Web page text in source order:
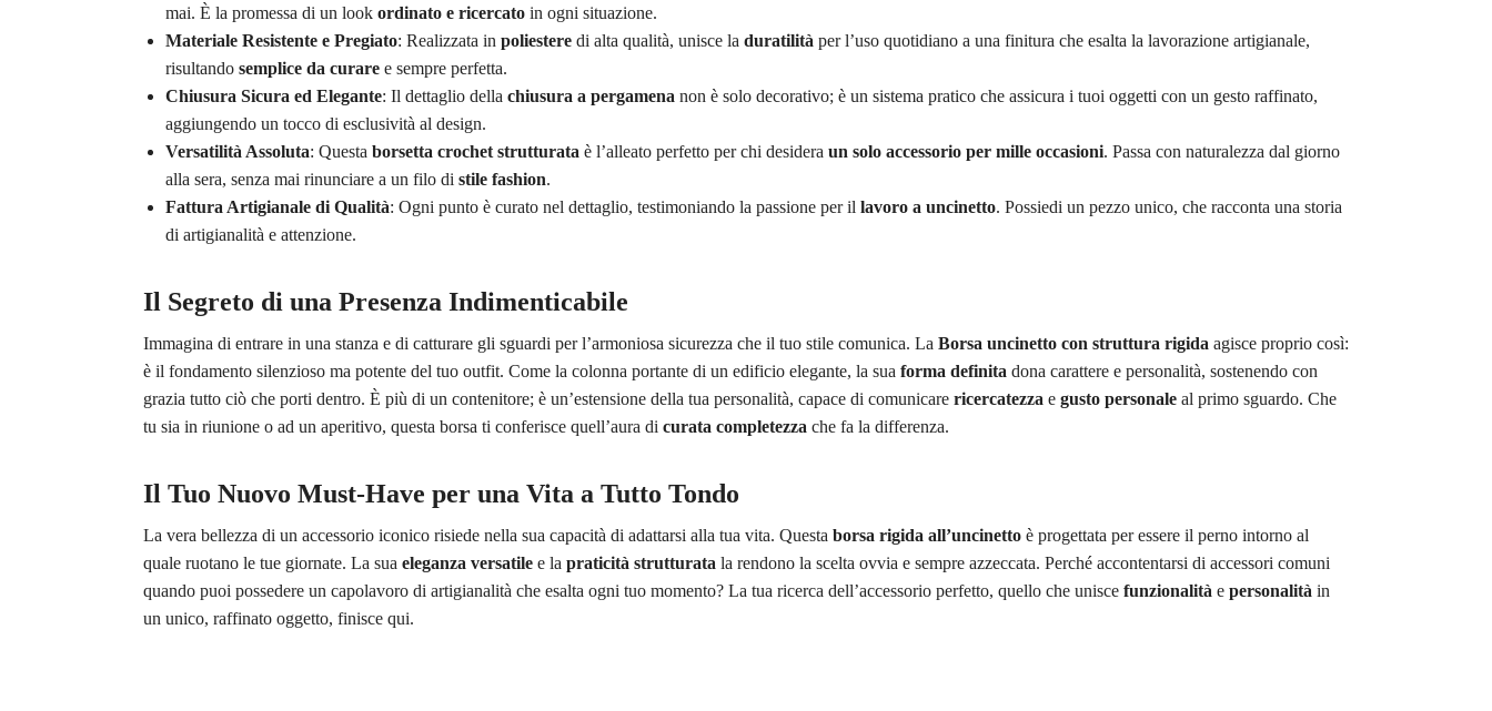
mai. È la promessa di un look ordinato e ricercatoin ogni situazione.
Materiale Resistente e Pregiato: Realizzata in poliesteredi alta qualità, unisce la duratilità per l’uso quotidiano a una finitura che esalta la lavorazione artigianale,
risultando semplice da curaree sempre perfetta.
Chiusura Sicura ed Elegante: Il dettaglio della chiusura a pergamena non è solo decorativo; è un sistema pratico che assicura i tuoi oggetti con un gesto raffinato,
aggiungendo un tocco di esclusività al design.
Versatilità Assoluta: Questa borsetta crochet strutturata è l’alleato perfetto per chi desidera un solo accessorio per mille occasioni. Passa con naturalezza dal giorno
alla sera, senza mai rinunciare a un filo di stile fashion.
Fattura Artigianale di Qualità: Ogni punto è curato nel dettaglio, testimoniando la passione per il lavoro a uncinetto. Possiedi un pezzo unico, che racconta una storia
di artigianalità e attenzione.
Il Segreto di una Presenza Indimenticabile
Immagina di entrare in una stanza e di catturare gli sguardi per l’armoniosa sicurezza che il tuo stile comunica. La Borsa uncinetto con struttura rigida agisce proprio così:
è il fondamento silenzioso ma potente del tuo outfit. Come la colonna portante di un edificio elegante, la sua forma definita dona carattere e personalità, sostenendo con
grazia tutto ciò che porti dentro. È più di un contenitore; è un’estensione della tua personalità, capace di comunicare ricercatezza e gusto personaleal primo sguardo. Che
tu sia in riunione o ad un aperitivo, questa borsa ti conferisce quell’aura di curata completezza che fa la differenza.
Il Tuo Nuovo Must-Have per una Vita a Tutto Tondo
La vera bellezza di un accessorio iconico risiede nella sua capacità di adattarsi alla tua vita. Questa borsa rigida all’uncinettoè progettata per essere il perno intorno al
quale ruotano le tue giornate. La sua eleganza versatilee la praticità strutturata la rendono la scelta ovvia e sempre azzeccata. Perché accontentarsi di accessori comuni
quando puoi possedere un capolavoro di artigianalità che esalta ogni tuo momento? La tua ricerca dell’accessorio perfetto, quello che unisce funzionalità e personalità in
un unico, raffinato oggetto, finisce qui.